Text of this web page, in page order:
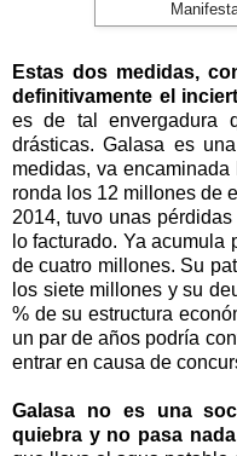
Estas dos medidas,
definitivamente el
es de tal envergadura
drásticas. Galasa es
medidas, va
ronda los 12 millones de
2014, tuvo unas
lo facturado. Ya
de cuatro millones. Su
los siete millones y su
% de su estructura
un par de años podría
entrar en causa de
Galasa no es una
quiebra y no pasa nada